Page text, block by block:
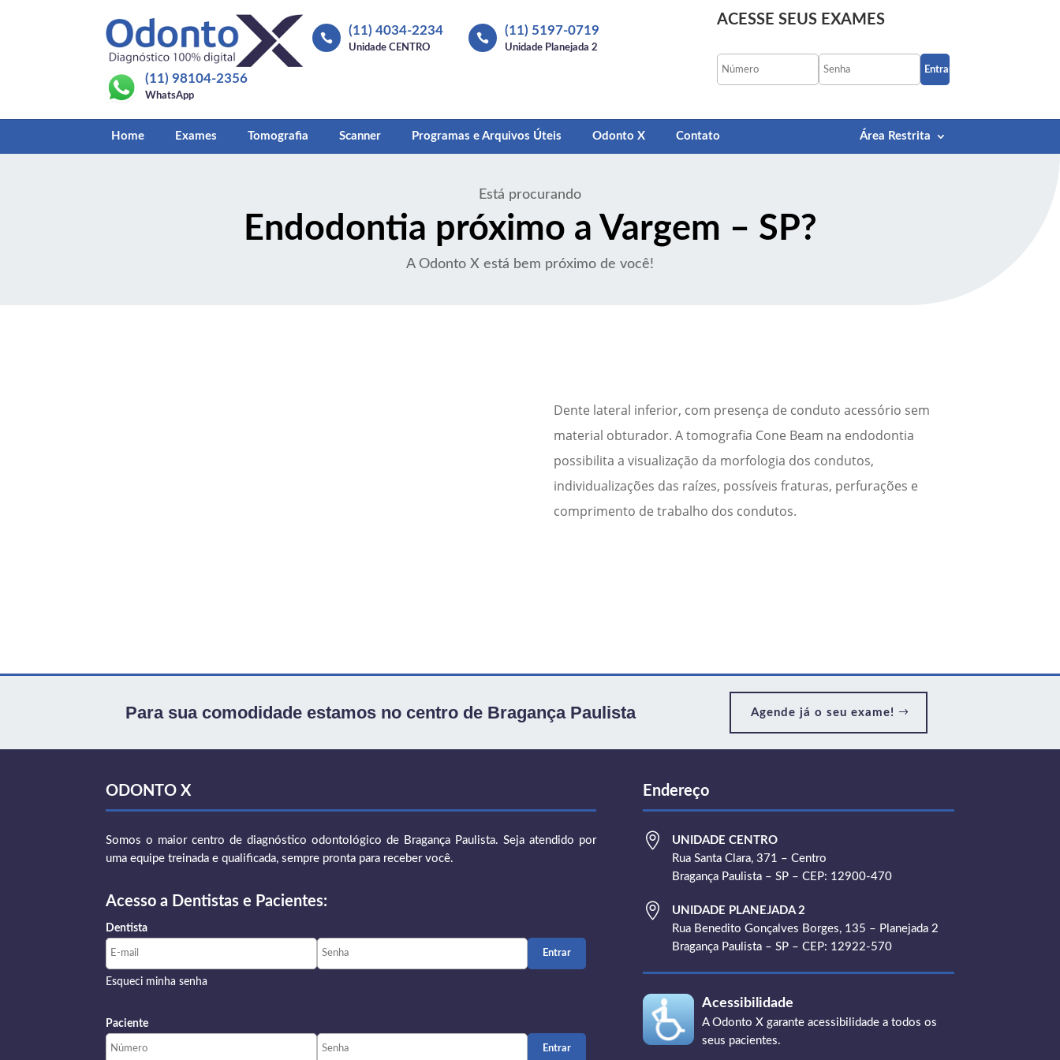

(11) 4034-2234
Unidade CENTRO

(11) 5197-0719
Unidade Planejada 2
(11) 98104-2356
WhatsApp
ACESSE SEUS EXAMES
Home Exames Tomografia Scanner Programas e Arquivos Úteis Odonto X Contato Área Restrita
Está procurando
Endodontia próximo a Vargem – SP?
A Odonto X está bem próximo de você!
Dente lateral inferior, com presença de conduto acessório sem
material obturador. A tomografia Cone Beam na endodontia
possibilita a visualização da morfologia dos condutos,
individualizações das raízes, possíveis fraturas, perfurações e
comprimento de trabalho dos condutos.
Para sua comodidade estamos no centro de Bragança Paulista Agende já o seu exame!
ODONTO X
Somos o maior centro de diagnóstico odontológico de Bragança Paulista. Seja atendido por
uma equipe treinada e qualificada, sempre pronta para receber você.
Acesso a Dentistas e Pacientes:
Dentista
Esqueci minha senha
Paciente
Endereço

UNIDADE CENTRO
Rua Santa Clara, 371 – Centro
Bragança Paulista – SP – CEP: 12900-470

UNIDADE PLANEJADA 2
Rua Benedito Gonçalves Borges, 135 – Planejada 2
Bragança Paulista – SP – CEP: 12922-570
Acessibilidade
A Odonto X garante acessibilidade a todos os
seus pacientes.